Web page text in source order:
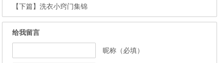
【下篇】洗衣小窍门集锦
给我留言
昵称（必填）